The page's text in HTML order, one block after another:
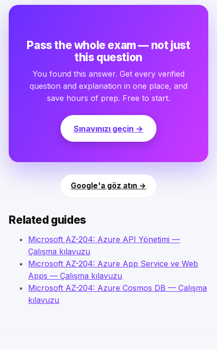
Pass the whole exam — not just
this question
You found this answer. Get every verified
question and explanation in one place, and
save hours of prep. Free to start.
Sınavınızı geçin →
Google'a göz atın →
Related guides
Microsoft AZ-204: Azure API Yönetimi —
Çalışma kılavuzu
Microsoft AZ-204: Azure App Service ve Web
Apps — Çalışma kılavuzu
Microsoft AZ-204: Azure Cosmos DB — Çalışma
kılavuzu